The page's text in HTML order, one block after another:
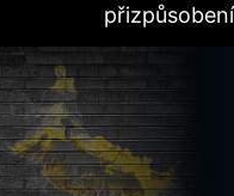
přizpůsobení